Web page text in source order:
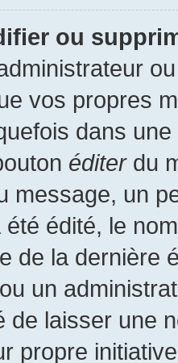
ou
vos propres
dans
éditerdu
message, un
été édité, le
de la dernière
un
de laisser une
propre